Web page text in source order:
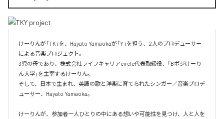
けーりんが「TK」を、Hayato Yamaokaが「Y」を担う、2人のプロデューサー
による音楽プロジェクト。
3児の母であり、株式会社ライフキャリアcircle代表取締役、「Bポジけーり
ん大学」を主宰するけーりん。
そして、日本で生まれ、英語の歌と洋楽に育てられたシンガー／音楽プロデ
ューサー、Hayato Yamaoka。
けーりんが、参加者一人ひとりの中にある想いや可能性を見つけ、人と人を